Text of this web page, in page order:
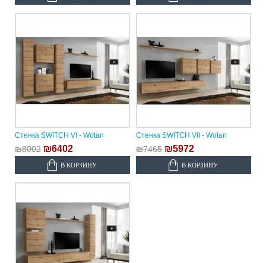
Стенка SWITCH VI - Wotan
₪8002 ₪6402
В КОРЗИНУ
Стенка SWITCH VII - Wotan
₪7465 ₪5972
В КОРЗИНУ